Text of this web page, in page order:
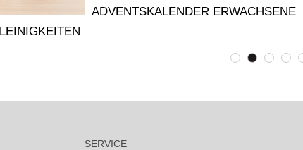
ADVENTSKALENDER ERWACHSENE
SERVICE